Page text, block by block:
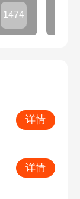
1474
详情
详情